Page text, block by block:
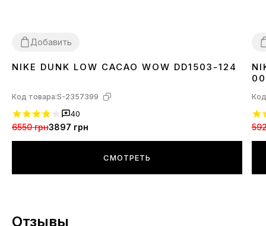
Добавить
3637 383940 4142 43 4445
NIKE DUNK LOW CACAO WOW DD1503-124
Код товара:S-2357399
40
6550 грн3897 грн
СМОТРЕТЬ
Отзывы